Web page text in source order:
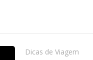
Dicas de Viagem